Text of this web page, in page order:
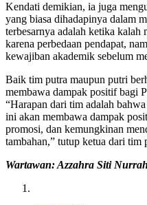
Kendati demikian, ia juga
yang biasa dihadapinya dalam
terbesarnya adalah ketika kalah
karena perbedaan pendapat,
kewajiban akademik sebelum
Baik tim putra maupun putri
membawa dampak positif bagi
“Harapan dari tim adalah
ini akan membawa dampak
promosi, dan kemungkinan
tambahan,” tutup ketua dari tim
Wartawan: Azzahra Siti